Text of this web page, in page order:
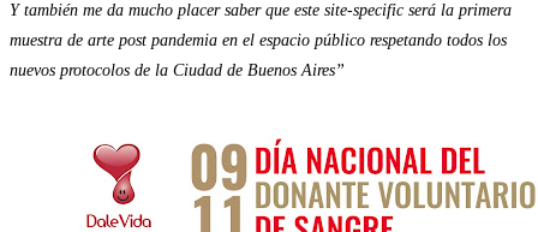
Y también me da mucho placer saber que este site-specific será la primera
muestra de arte post pandemia en el espacio público respetando todos los
nuevos protocolos de la Ciudad de Buenos Aires”